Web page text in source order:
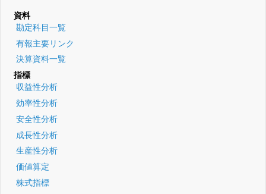
資料
勘定科目一覧
有報主要リンク
決算資料一覧
指標
収益性分析
効率性分析
安全性分析
成長性分析
生産性分析
価値算定
株式指標